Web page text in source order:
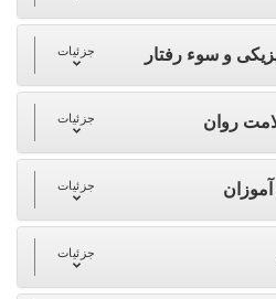
و سوء رفتار جزئیات
روان جزئیات
جزئیات
جزئیات